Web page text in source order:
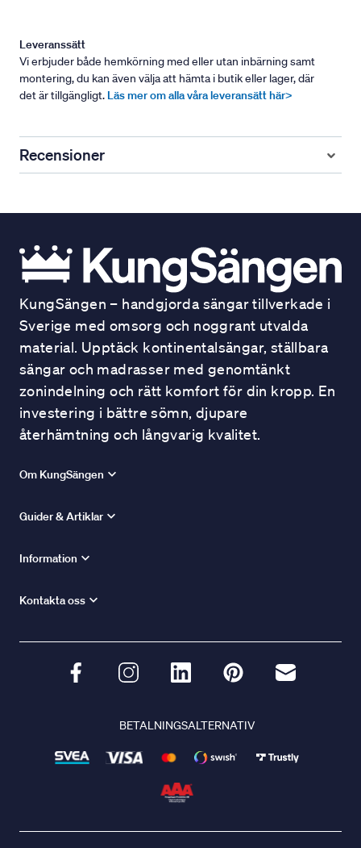
Leveranssätt
Vi erbjuder både hemkörning med eller utan inbärning samt
montering, du kan även välja att hämta i butik eller lager, där
det är tillgängligt. Läs mer om alla våra leveransätt här>
Recensioner
KungSängen – handgjorda sängar tillverkade i
Sverige med omsorg och noggrant utvalda
material. Upptäck kontinentalsängar, ställbara
sängar och madrasser med genomtänkt
zonindelning och rätt komfort för din kropp. En
investering i bättre sömn, djupare
återhämtning och långvarig kvalitet.
Om KungSängen
Guider & Artiklar
Information
Kontakta oss
BETALNINGSALTERNATIV